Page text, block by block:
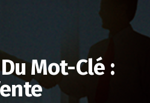
Mot-Clé :